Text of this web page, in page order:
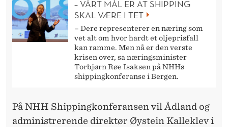
– VÅRT MÅL ER AT SHIPPING
SKAL VÆRE I TET
– Dere representerer en næring som
vet alt om hvor hardt et oljeprisfall
kan ramme. Men nå er den verste
krisen over, sa næringsminister
Torbjørn Røe Isaksen på NHHs
shippingkonferanse i Bergen.
På NHH Shippingkonferansen vil Ådland og
administrerende direktør Øystein Kalleklev i